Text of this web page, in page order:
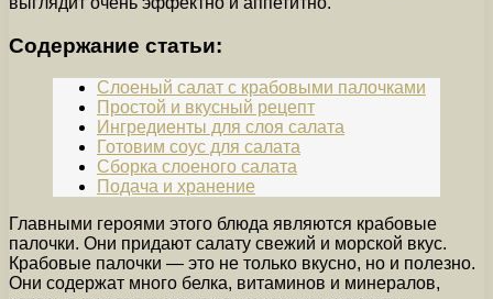
Содержание статьи:
Слоеный салат с крабовыми палочками
Простой и вкусный рецепт
Ингредиенты для слоя салата
Готовим соус для салата
Сборка слоеного салата
Подача и хранение
Главными героями этого блюда являются крабовые
палочки. Они придают салату свежий и морской вкус.
Крабовые палочки — это не только вкусно, но и полезно.
Они содержат много белка, витаминов и минералов,